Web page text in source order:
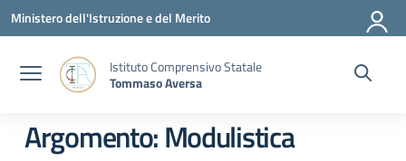
Vai ai contenuti
Vai al menu di navigazione
Vai al footer
Ministero dell'Istruzione e del Merito
Istituto Comprensivo Statale
Tommaso Aversa
Argomento: Modulistica